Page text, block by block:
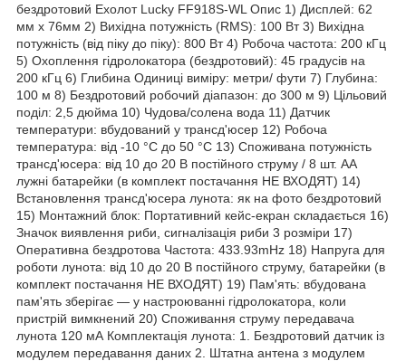
бездротовий Ехолот Lucky FF918S-WL Опис 1) Дисплей: 62
мм х 76мм 2) Вихідна потужність (RMS): 100 Вт 3) Вихідна
потужність (від піку до піку): 800 Вт 4) Робоча частота: 200 кГц
5) Охоплення гідролокатора (бездротовий): 45 градусів на
200 кГц 6) Глибина Одиниці виміру: метри/ фути 7) Глубина:
100 м 8) Бездротовий робочий діапазон: до 300 м 9) Цільовий
поділ: 2,5 дюйма 10) Чудова/солена вода 11) Датчик
температури: вбудований у трансд'юсер 12) Робоча
температура: від -10 °C до 50 °C 13) Споживана потужність
трансд'юсера: від 10 до 20 В постійного струму / 8 шт. AA
лужні батарейки (в комплект постачання НЕ ВХОДЯТ) 14)
Встановлення трансд'юсера лунота: як на фото бездротовий
15) Монтажний блок: Портативний кейс-екран складається 16)
Значок виявлення риби, сигналізація риби 3 розміри 17)
Оперативна бездротова Частота: 433.93mHz 18) Напруга для
роботи лунота: від 10 до 20 В постійного струму, батарейки (в
комплект постачання НЕ ВХОДЯТ) 19) Пам'ять: вбудована
пам'ять зберігає — у настроюванні гідролокатора, коли
пристрій вимкнений 20) Споживання струму передавача
лунота 120 мА Комплектація лунота: 1. Бездротовий датчик із
модулем передавання даних 2. Штатна антена з модулем